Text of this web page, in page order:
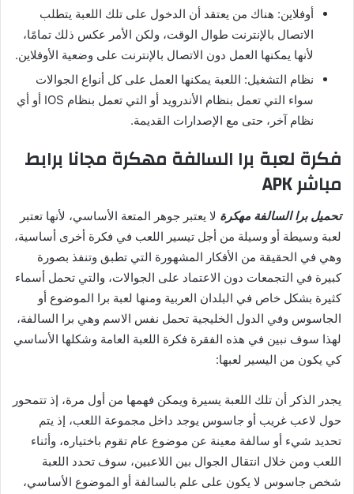
أوفلاين: هناك من يعتقد أن الدخول على تلك اللعبة يتطلب
الاتصال بالإنترنت طوال الوقت، ولكن الأمر عكس ذلك تمامًا،
لأنها يمكنها العمل دون الاتصال بالإنترنت على وضعية الأوفلاين.
نظام التشغيل: اللعبة يمكنها العمل على كل أنواع الجوالات
سواء التي تعمل بنظام الأندرويد أو التي تعمل بنظام IOS أو أي
نظام آخر، حتى مع الإصدارات القديمة.
فكرة لعبة برا السالفة مهكرة مجانا برابط
مباشر APK
تحميل برا السالفة مهكرة لا يعتبر جوهر المتعة الأساسي، لأنها تعتبر
لعبة وسيطة أو وسيلة من أجل تيسير اللعب في فكرة أخرى أساسية،
وهي في الحقيقة من الأفكار المشهورة التي تطبق وتنفذ بصورة
كبيرة في التجمعات دون الاعتماد على الجوالات، والتي تحمل أسماء
كثيرة بشكل خاص في البلدان العربية ومنها لعبة برا الموضوع أو
الجاسوس وفي الدول الخليجية تحمل نفس الاسم وهي برا السالفة،
لهذا سوف نبين في هذه الفقرة فكرة اللعبة العامة وشكلها الأساسي
كي يكون من اليسير لعبها:
يجدر الذكر أن تلك اللعبة يسيرة ويمكن فهمها من أول مرة، إذ تتمحور
حول لاعب غريب أو جاسوس يوجد داخل مجموعة اللعب، إذ يتم
تحديد شيء أو سالفة معينة عن موضوع عام تقوم باختياره، وأثناء
اللعب ومن خلال انتقال الجوال بين اللاعبين، سوف تحدد اللعبة
شخص جاسوس لا يكون على علم بالسالفة أو الموضوع الأساسي،